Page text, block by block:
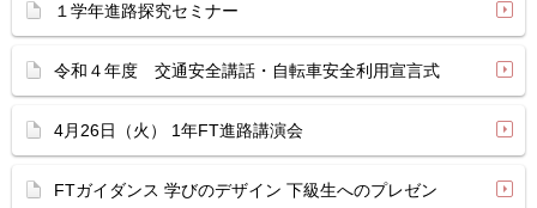
１学年進路探究セミナー
令和４年度 交通安全講話・自転車安全利用宣言式
4月26日（火） 1年FT進路講演会
FTガイダンス 学びのデザイン 下級生へのプレゼン